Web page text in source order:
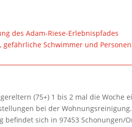
des Adam-Riese-Erlebnispfades
gefährliche Schwimmer und
(75+) 1 bis 2 mal die Woche
bei der
befindet sich in 97453 Schonungen/